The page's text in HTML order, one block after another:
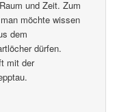
und Zeit. Zum
möchte wissen
dem
dürfen.
mit der